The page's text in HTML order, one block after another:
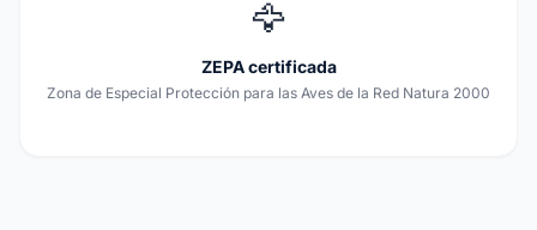
🦅
ZEPA certificada
Zona de Especial Protección para las Aves de la Red Natura 2000